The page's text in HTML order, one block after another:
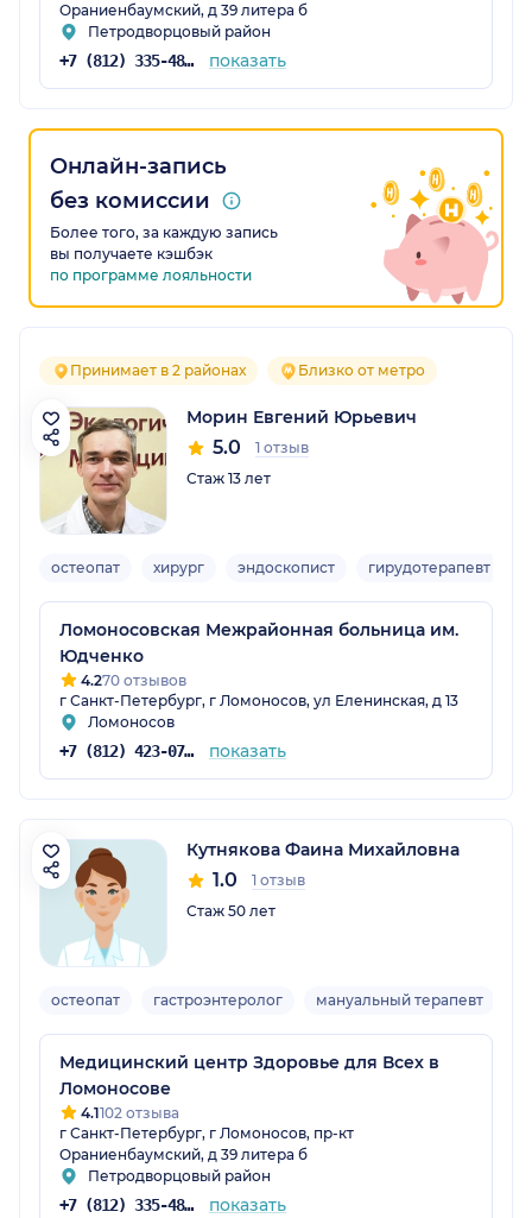
Ораниенбаумский, д 39 литера б
Петродворцовый район
+7 (812) 335-48-50 показать
Онлайн-запись
без комиссии
Более того, за каждую запись
вы получаете кэшбэк
по программе лояльности
Принимает в 2 районах Близко от метро
Морин Евгений Юрьевич
5.0
1 отзыв
Стаж 13 лет
остеопат хирург эндоскопист гирудотерапевт
Ломоносовская Межрайонная больница им.
Юдченко
4.270 отзывов
г Санкт-Петербург, г Ломоносов, ул Еленинская, д 13
Ломоносов
+7 (812) 423-07-69 показать
Кутнякова Фаина Михайловна
1.0
1 отзыв
Стаж 50 лет
остеопат гастроэнтеролог мануальный терапевт
Медицинский центр Здоровье для Всех в
Ломоносове
4.1102 отзыва
г Санкт-Петербург, г Ломоносов, пр-кт
Ораниенбаумский, д 39 литера б
Петродворцовый район
+7 (812) 335-48-50 показать